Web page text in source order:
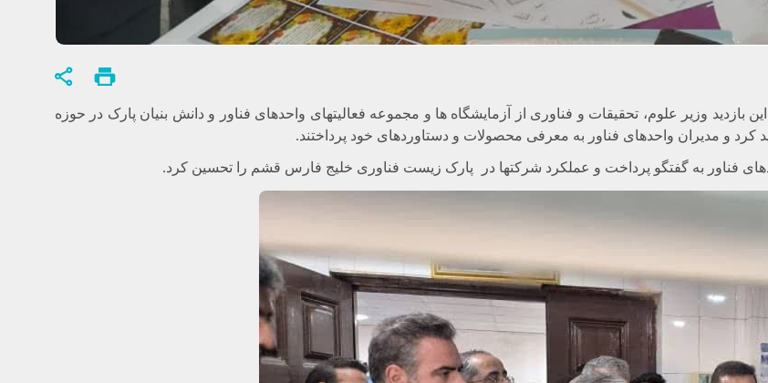
وزیر علوم، تحقیقات و فناوری از آزمایشگاه ها و مجموعه فعالیتهای واحدهای فناور و دانش بنیان پارک در حوزه
کرد و مدیران واحدهای فناور به معرفی محصولات و دستاوردهای خود پرداختند.
فناور به گفتگو پرداخت و عملکرد شرکتها در پارک زیست فناوری خلیج فارس قشم را تحسین کرد.